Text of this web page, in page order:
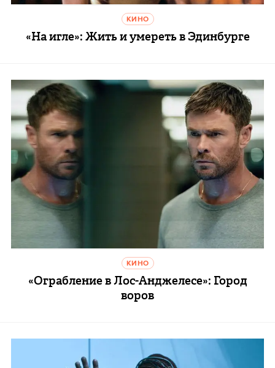
КИНО
«На игле»: Жить и умереть в Эдинбурге
КИНО
«Ограбление в Лос-Анджелесе»: Город
воров